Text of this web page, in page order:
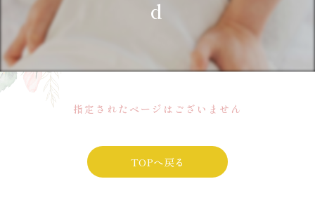
d
指定されたページはございません
TOPへ戻る